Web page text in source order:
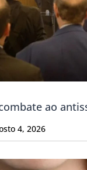
ao
4, 2026